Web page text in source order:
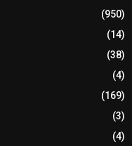
(950)
(14)
(38)
(4)
(169)
(3)
(4)